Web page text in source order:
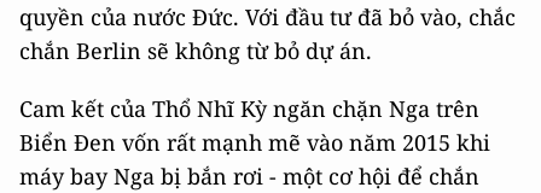
quyền của nước Đức. Với đầu tư đã bỏ vào, chắc
chắn Berlin sẽ không từ bỏ dự án.
Cam kết của Thổ Nhĩ Kỳ ngăn chặn Nga trên
Biển Đen vốn rất mạnh mẽ vào năm 2015 khi
máy bay Nga bị bắn rơi - một cơ hội để chắn